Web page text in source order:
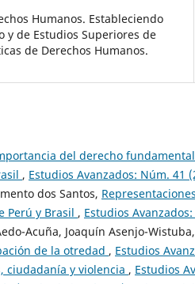
Humanos. Estableciendo
de Estudios Superiores de
de Derechos Humanos.
del derecho
, Estudios Avanzados: Núm. 41
dos Santos,
Perú y Brasil , Estudios
Acuña, Joaquín Asenjo-Wistuba,
de la otredad , Estudios
ciudadanía y violencia , Estudios